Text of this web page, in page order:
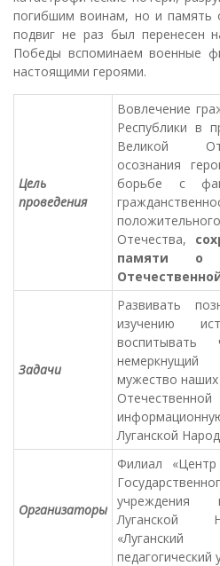
погибшим воинам, но и память
подвиг не раз был перенесен
Победы вспоминаем военные
настоящими героями.
Цель
проведения
Вовлечение
Республики в
Великой
осознания
борьбе с
Отечества,
памяти о
Задачи
Развивать
изучению
воспитывать
мужество
Луганской
Организаторы
Филиал
учреждения
Луганской
педагогический